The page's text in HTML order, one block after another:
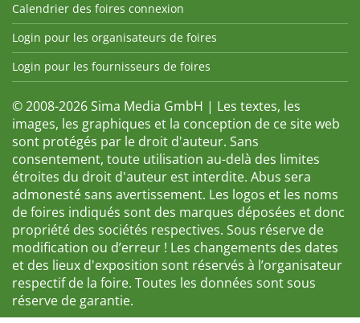
Calendrier des foires connexion
Login pour les organisateurs de foires
Login pour les fournisseurs de foires
© 2008-2026 Sima Media GmbH | Les textes, les
images, les graphiques et la conception de ce site web
sont protégés par le droit d'auteur. Sans
consentement, toute utilisation au-delà des limites
étroites du droit d'auteur est interdite. Abus sera
admonesté sans avertissement. Les logos et les noms
de foires indiqués sont des marques déposées et donc
propriété des sociétés respectives. Sous réserve de
modification ou d’erreur ! Les changements des dates
et des lieux d'exposition sont réservés à l’organisateur
respectif de la foire. Toutes les données sont sous
réserve de garantie.